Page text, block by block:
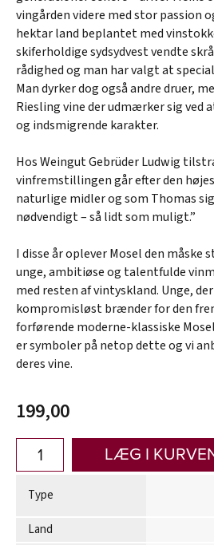
vingården videre med stor passion
hektar land beplantet med
skiferholdige sydsydvest vendte
rådighed og man har valgt at
Man dyrker dog også andre druer,
Riesling vine der udmærker sig ved
og indsmigrende karakter.
Hos Weingut Gebrüder Ludwig
vinfremstillingen går efter den
naturlige midler og som Thomas
nødvendigt – så lidt som muligt.”
I disse år oplever Mosel den
unge, ambitiøse og talentfulde
med resten af vintyskland. Unge,
kompromisløst brænder for den
forførende moderne-klassiske
er symboler på netop dette og vi
deres vine.
199,00
LÆG I
Type
Land